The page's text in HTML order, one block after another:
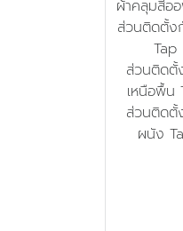
ผ้าคลุมสีอ
ส่วนติดตั้ง
Tap
ส่วนติดตั้
เหนือพื้น
ส่วนติดตั้
ผนัง